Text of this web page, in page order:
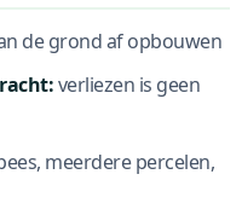
de grond af opbouwen
verliezen is geen
meerdere percelen,